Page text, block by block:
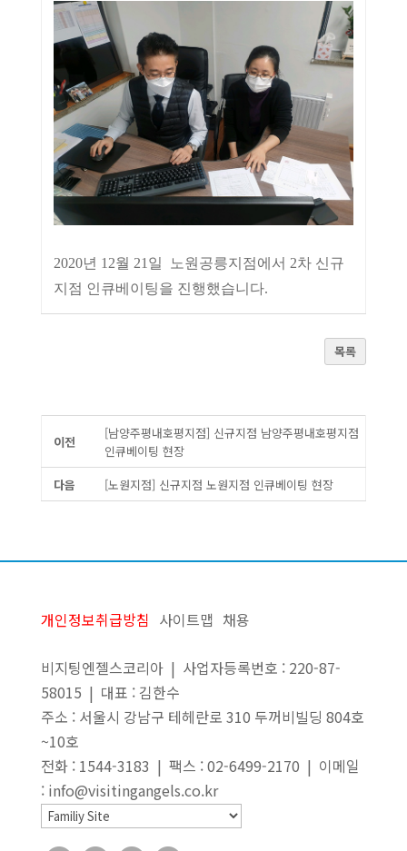
2020년 12월 21일 노원공릉지점에서 2차 신규
지점 인큐베이팅을 진행했습니다.
목록
이전
[남양주평내호평지점] 신규지점 남양주평내호평지점
인큐베이팅 현장
다음
[노원지점] 신규지점 노원지점 인큐베이팅 현장
개인정보취급방침 사이트맵 채용
비지팅엔젤스코리아 | 사업자등록번호 : 220-87-
58015 | 대표 : 김한수
주소 : 서울시 강남구 테헤란로 310 두꺼비빌딩 804호
~10호
전화 : 1544-3183 | 팩스 : 02-6499-2170 | 이메일
: info@visitingangels.co.kr